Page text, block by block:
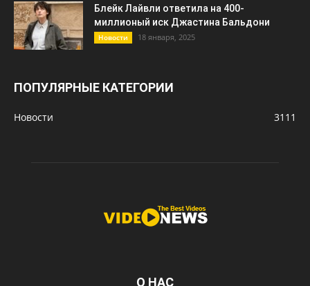
Блейк Лайвли ответила на 400-
миллионый иск Джастина Бальдони
Новости 18 января, 2025
ПОПУЛЯРНЫЕ КАТЕГОРИИ
Новости 3111
О НАС